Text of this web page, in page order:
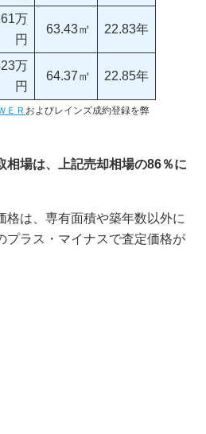
万
円
63.43㎡ 22.83年
万
円
64.37㎡ 22.85年
ＥＲ およびレインズ成約登録を弊
相場は、上記売却相場の86％に
格は、専有面積や築年数以外に
プラス・マイナスで査定価格が